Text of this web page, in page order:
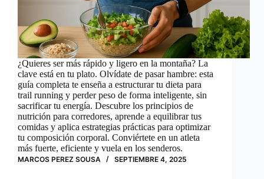
¿Quieres ser más rápido y ligero en la montaña? La
clave está en tu plato. Olvídate de pasar hambre: esta
guía completa te enseña a estructurar tu dieta para
trail running y perder peso de forma inteligente, sin
sacrificar tu energía. Descubre los principios de
nutrición para corredores, aprende a equilibrar tus
comidas y aplica estrategias prácticas para optimizar
tu composición corporal. Conviértete en un atleta
más fuerte, eficiente y vuela en los senderos.
MARCOS PEREZ SOUSA SEPTIEMBRE 4, 2025